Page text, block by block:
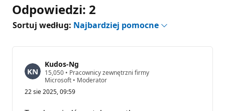
Odpowiedzi: 2
Sortuj według: Najbardziej pomocne
Kudos-Ng
15,050 P
u
k
• Pracownicy zewnętrzni firmy
Microsoft • Moderator
22 sie 2025, 09:59